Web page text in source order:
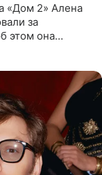
«Дом 2» Алена
за
этом она